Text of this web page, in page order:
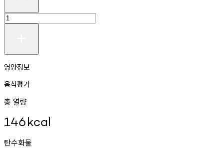
영양정보
음식평가
총 열량
146kcal
탄수화물